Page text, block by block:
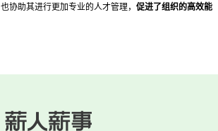
也协助其进行更加专业的人才管理， 促进了组织的高效能